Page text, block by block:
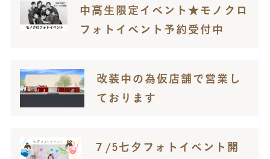
中高生限定イベント★モノクロ
フォトイベント予約受付中
改装中の為仮店舗で営業し
ております
７/5七夕フォトイベント開